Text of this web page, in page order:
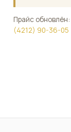
Прайс
(4212) 90-36-05